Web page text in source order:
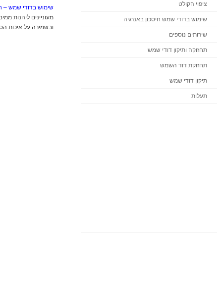
שימוש בדודי שמש –
מעוניינים ליהנות
ובשמירה על איכות
ציפוי הקולט
שימוש בדודי שמש חיסכון באנרגיה
שירותים נוספים
תחזוקה ותיקון דודי שמש
תחזוקת דוד השמש
תיקון דודי שמש
תעלות